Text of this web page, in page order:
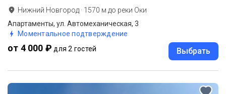
Нижний Новгород · 1570 м до реки Оки
Апартаменты, ул. Автомеханическая, 3
Моментальное подтверждение
от 4 000 ₽ для 2 гостей Выбрать